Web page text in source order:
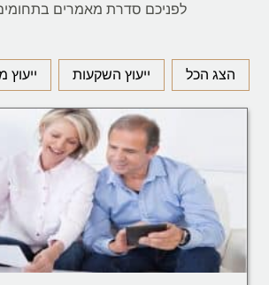
לפניכם סדרת מאמרים
הצג הכל ייעוץ השקעות